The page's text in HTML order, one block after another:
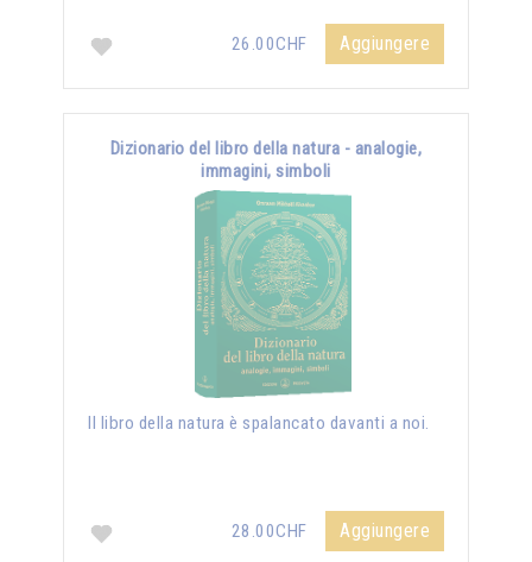
26.00CHF Aggiungere
Dizionario del libro della natura - analogie,
immagini, simboli
Il libro della natura è spalancato davanti a noi.
28.00CHF Aggiungere